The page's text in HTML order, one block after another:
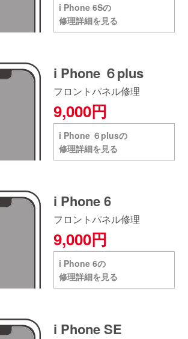
i Phone 6Sの
修理詳細を見る
i Phone ６plus
フロントパネル修理
9,000円
i Phone ６plusの
修理詳細を見る
i Phone 6
フロントパネル修理
9,000円
i Phone 6の
修理詳細を見る
i Phone SE